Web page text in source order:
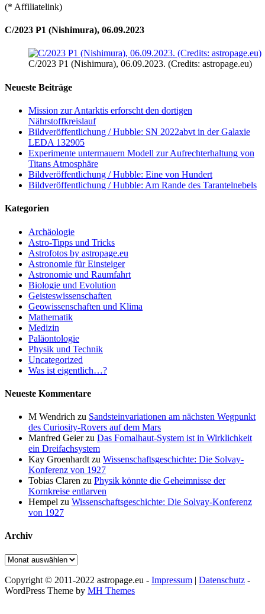
(* Affiliatelink)
C/2023 P1 (Nishimura), 06.09.2023
C/2023 P1 (Nishimura), 06.09.2023. (Credits: astropage.eu)
Neueste Beiträge
Mission zur Antarktis erforscht den dortigen
Nährstoffkreislauf
Bildveröffentlichung / Hubble: SN 2022abvt in der Galaxie
LEDA 132905
Experimente untermauern Modell zur Aufrechterhaltung von
Titans Atmosphäre
Bildveröffentlichung / Hubble: Eine von Hundert
Bildveröffentlichung / Hubble: Am Rande des Tarantelnebels
Kategorien
Archäologie
Astro-Tipps und Tricks
Astrofotos by astropage.eu
Astronomie für Einsteiger
Astronomie und Raumfahrt
Biologie und Evolution
Geisteswissenschaften
Geowissenschaften und Klima
Mathematik
Medizin
Paläontologie
Physik und Technik
Uncategorized
Was ist eigentlich…?
Neueste Kommentare
M Wendrich zu Sandsteinvariationen am nächsten Wegpunkt
des Curiosity-Rovers auf dem Mars
Manfred Geierzu Das Fomalhaut-System ist in Wirklichkeit
ein Dreifachsystem
Kay Groenhardt zu Wissenschaftsgeschichte: Die Solvay-
Konferenz von 1927
Tobias Claren zu Physik könnte die Geheimnisse der
Kornkreise entlarven
Hempel zu Wissenschaftsgeschichte: Die Solvay-Konferenz
von 1927
Archiv
Archiv
Copyright © 2011-2022 astropage.eu - Impressum | Datenschutz -
WordPress Theme by MH Themes